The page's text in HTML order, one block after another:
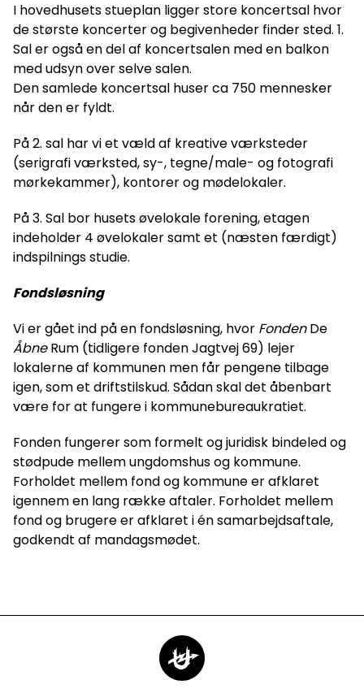
I hovedhusets stueplan ligger store koncertsal hvor
de største koncerter og begivenheder finder sted. 1.
Sal er også en del af koncertsalen med en balkon
med udsyn over selve salen.
Den samlede koncertsal huser ca 750 mennesker
når den er fyldt.
På 2. sal har vi et væld af kreative værksteder
(serigrafi værksted, sy-, tegne/male- og fotografi
mørkekammer), kontorer og mødelokaler.
På 3. Sal bor husets øvelokale forening, etagen
indeholder 4 øvelokaler samt et (næsten færdigt)
indspilnings studie.
Fondsløsning
Vi er gået ind på en fondsløsning, hvor FondenDe
ÅbneRum (tidligere fonden Jagtvej 69) lejer
lokalerne af kommunen men får pengene tilbage
igen, som et driftstilskud. Sådan skal det åbenbart
være for at fungere i kommunebureaukratiet.
Fonden fungerer som formelt og juridisk bindeled og
stødpude mellem ungdomshus og kommune.
Forholdet mellem fond og kommune er afklaret
igennem en lang række aftaler. Forholdet mellem
fond og brugere er afklaret i én samarbejdsaftale,
godkendt af mandagsmødet.